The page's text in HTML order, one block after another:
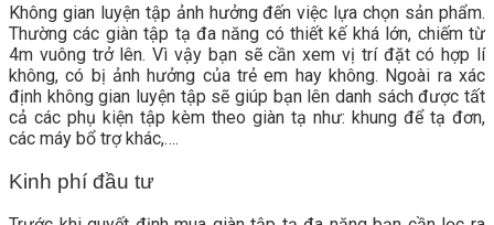
Không gian luyện tập ảnh hưởng đến việc lựa chọn sản phẩm.
Thường các giàn tập tạ đa năng có thiết kế khá lớn, chiếm từ
4m vuông trở lên. Vì vậy bạn sẽ cần xem vị trí đặt có hợp lí
không, có bị ảnh hưởng của trẻ em hay không. Ngoài ra xác
định không gian luyện tập sẽ giúp bạn lên danh sách được tất
cả các phụ kiện tập kèm theo giàn tạ như: khung để tạ đơn,
các máy bổ trợ khác,….
Kinh phí đầu tư